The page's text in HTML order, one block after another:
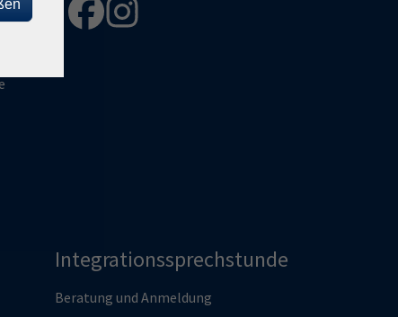
Integrationssprechstunde
Beratung und Anmeldung